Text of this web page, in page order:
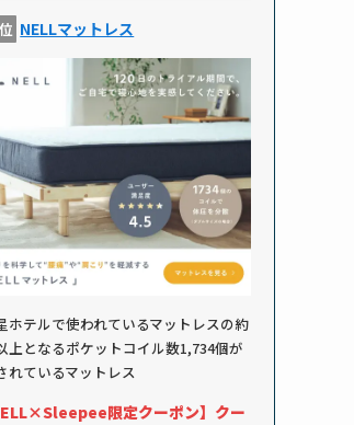
NELLマットレス
ホテルで使われているマットレスの約
上となるポケットコイル数1,734個が
れているマットレス
限定クーポン】クー